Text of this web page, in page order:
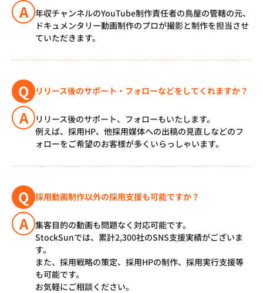
A
年収チャンネルのYouTube制作責任者の鳥屋の管轄の元、
ドキュメンタリー動画制作のプロが撮影と制作を担当させ
ていただきます。
Q リリース後のサポート・フォローなどをしてくれますか？
A
リリース後のサポート、フォローもいたします。
例えば、採用HP、他採用媒体への出稿の見直しなどのフ
ォローをご希望のお客様が多くいらっしゃいます。
Q 採用動画制作以外の採用支援も可能ですか？
A
集客目的の動画も問題なく対応可能です。
StockSunでは、累計2,300社のSNS支援実績がございま
す。
また、採用戦略の策定、採用HPの制作、採用実行支援等
も可能です。
お気軽にご相談ください。